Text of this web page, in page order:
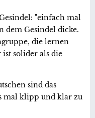
"einfach mal
dem Gesindel dicke.
die lernen
ist solider als die
sind das
mal klipp und klar zu